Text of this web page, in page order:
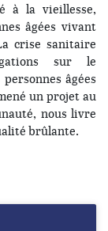
à la vieillesse,
âgées vivant
crise sanitaire
sur le
âgées
un projet au
nous livre
brûlante.